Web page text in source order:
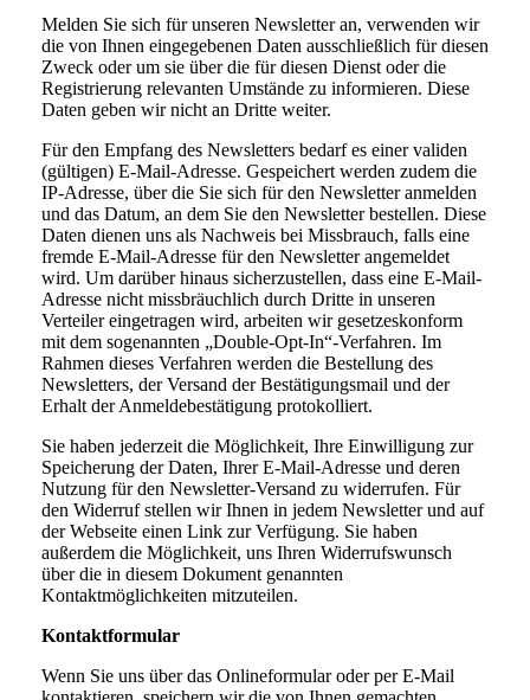
Melden Sie sich für unseren Newsletter an, verwenden wir
die von Ihnen eingegebenen Daten ausschließlich für diesen
Zweck oder um sie über die für diesen Dienst oder die
Registrierung relevanten Umstände zu informieren. Diese
Daten geben wir nicht an Dritte weiter.
Für den Empfang des Newsletters bedarf es einer validen
(gültigen) E-Mail-Adresse. Gespeichert werden zudem die
IP-Adresse, über die Sie sich für den Newsletter anmelden
und das Datum, an dem Sie den Newsletter bestellen. Diese
Daten dienen uns als Nachweis bei Missbrauch, falls eine
fremde E-Mail-Adresse für den Newsletter angemeldet
wird. Um darüber hinaus sicherzustellen, dass eine E-Mail-
Adresse nicht missbräuchlich durch Dritte in unseren
Verteiler eingetragen wird, arbeiten wir gesetzeskonform
mit dem sogenannten „Double-Opt-In“-Verfahren. Im
Rahmen dieses Verfahren werden die Bestellung des
Newsletters, der Versand der Bestätigungsmail und der
Erhalt der Anmeldebestätigung protokolliert.
Sie haben jederzeit die Möglichkeit, Ihre Einwilligung zur
Speicherung der Daten, Ihrer E-Mail-Adresse und deren
Nutzung für den Newsletter-Versand zu widerrufen. Für
den Widerruf stellen wir Ihnen in jedem Newsletter und auf
der Webseite einen Link zur Verfügung. Sie haben
außerdem die Möglichkeit, uns Ihren Widerrufswunsch
über die in diesem Dokument genannten
Kontaktmöglichkeiten mitzuteilen.
Kontaktformular
Wenn Sie uns über das Onlineformular oder per E-Mail